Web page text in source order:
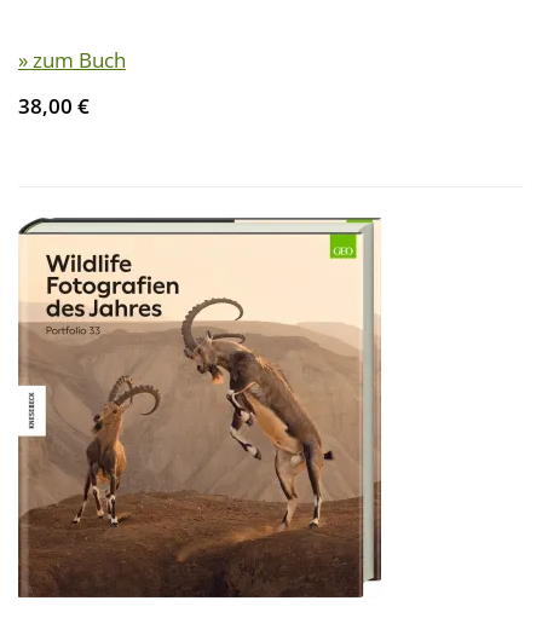
» zum Buch
38,00 €